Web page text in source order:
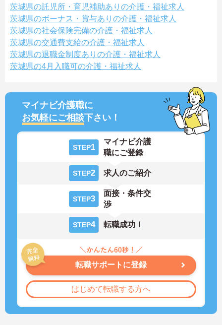
茨城県の託児所・育児補助ありの介護・福祉求人
茨城県のボーナス・賞与ありの介護・福祉求人
茨城県の社会保険完備の介護・福祉求人
茨城県の交通費支給の介護・福祉求人
茨城県の退職金制度ありの介護・福祉求人
茨城県の4月入職可の介護・福祉求人
マイナビ介護職に
お気軽にご相談下さい！
STEP1
マイナビ介護
職にご登録
STEP2 求人のご紹介
STEP3
面接・条件交
渉
STEP4 転職成功！
転職サポートに登録
はじめて転職する方へ